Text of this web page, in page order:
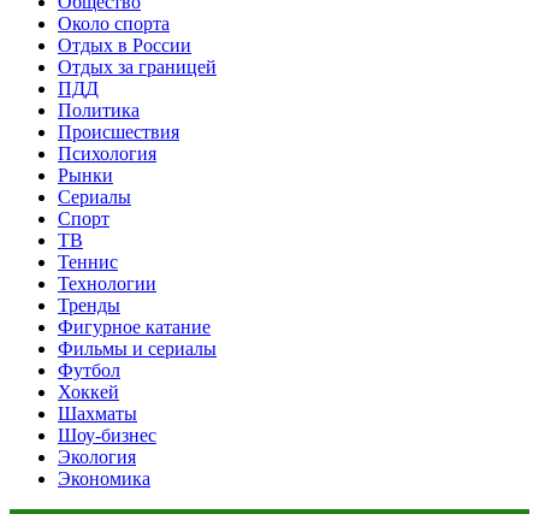
Около спорта
Отдых в России
Отдых за границей
ПДД
Политика
Происшествия
Психология
Рынки
Сериалы
Спорт
ТВ
Теннис
Технологии
Тренды
Фигурное катание
Фильмы и сериалы
Футбол
Хоккей
Шахматы
Шоу-бизнес
Экология
Экономика